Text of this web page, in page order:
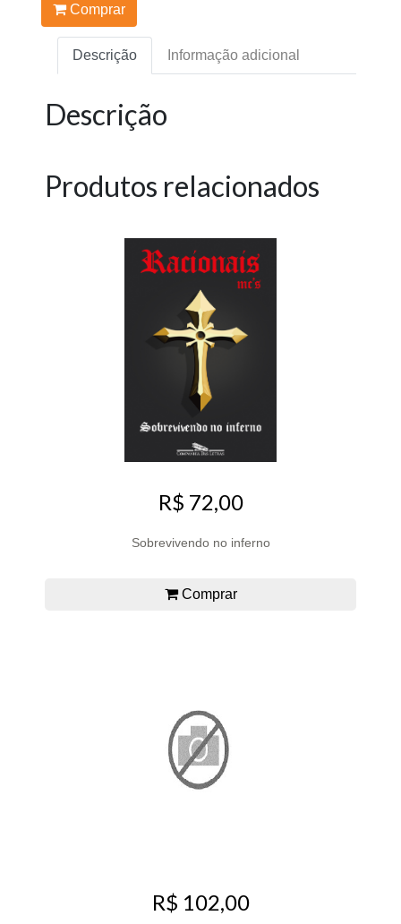
Comprar
Descrição Informação adicional
Descrição
Produtos relacionados
R$ 72,00
Sobrevivendo no inferno
Comprar
R$ 102,00